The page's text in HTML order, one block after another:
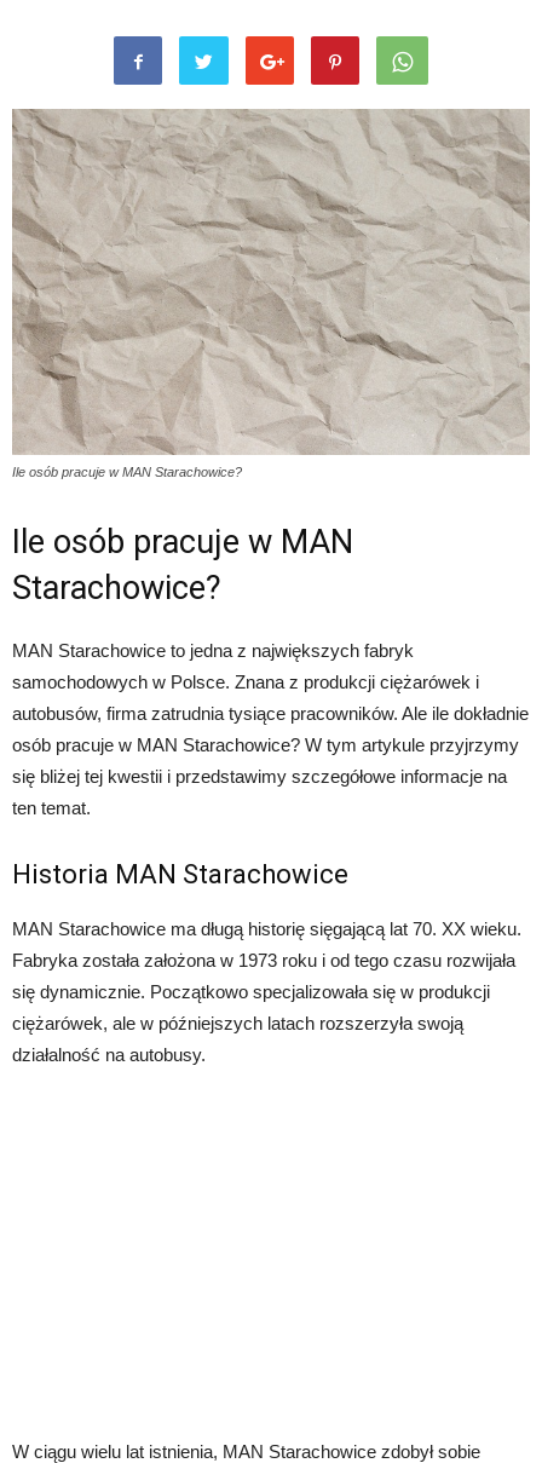
Ile osób pracuje w MAN Starachowice?
Ile osób pracuje w MAN
Starachowice?
MAN Starachowice to jedna z największych fabryk
samochodowych w Polsce. Znana z produkcji ciężarówek i
autobusów, firma zatrudnia tysiące pracowników. Ale ile dokładnie
osób pracuje w MAN Starachowice? W tym artykule przyjrzymy
się bliżej tej kwestii i przedstawimy szczegółowe informacje na
ten temat.
Historia MAN Starachowice
MAN Starachowice ma długą historię sięgającą lat 70. XX wieku.
Fabryka została założona w 1973 roku i od tego czasu rozwijała
się dynamicznie. Początkowo specjalizowała się w produkcji
ciężarówek, ale w późniejszych latach rozszerzyła swoją
działalność na autobusy.
W ciągu wielu lat istnienia, MAN Starachowice zdobył sobie